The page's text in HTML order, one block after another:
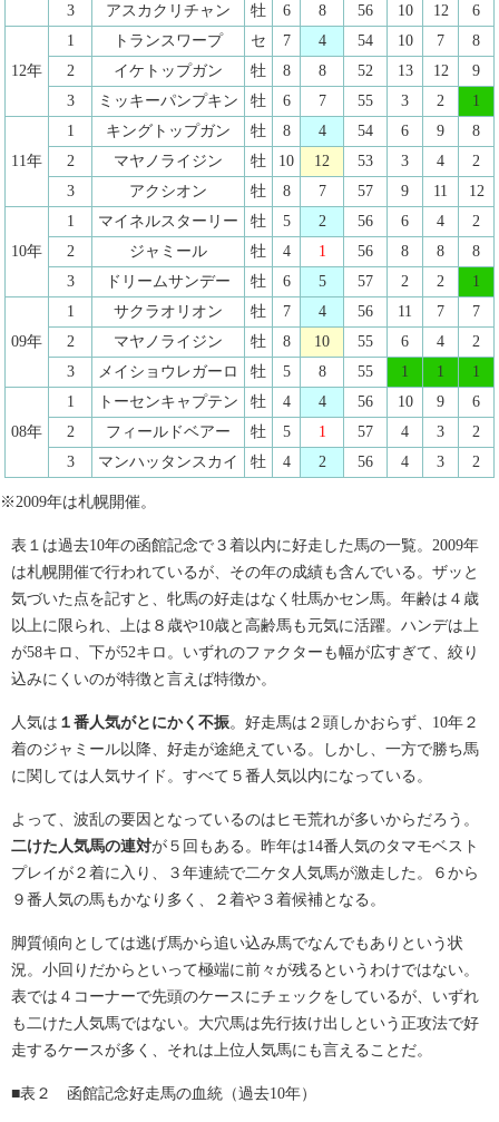
3
アスカクリチャン 牡 6 8 56 10 12 6
12年
1 トランスワープ セ 7 4 54 10 7
8
2
イケトップガン 牡 8 8 52 13 12
9
3
ミッキーパンプキン 牡 6 7 55 3 2 1
11年
1 キングトップガン 牡 8 4 54 6 9
8
2
マヤノライジン 牡 10 12 53 3 4
2
3
アクシオン 牡 8 7 57 9 11 12
10年
1 マイネルスターリー 牡 5 2 56 6 4
2
2
ジャミール 牡 4 1 56 8 8
8
3
ドリームサンデー 牡 6 5 57 2 2 1
09年
1 サクラオリオン 牡 7 4 56 11 7
7
2
マヤノライジン 牡 8 10 55 6 4
2
3
メイショウレガーロ 牡 5 8 55 1 1 1
08年
1 トーセンキャプテン 牡 4 4 56 10 9
6
2
フィールドベアー 牡 5 1 57 4 3
2
3
マンハッタンスカイ 牡 4 2 56 4 3 2
※2009年は札幌開催。
表１は過去10年の函館記念で３着以内に好走した馬の一覧。2009年
は札幌開催で行われているが、その年の成績も含んでいる。ザッと
気づいた点を記すと、牝馬の好走はなく牡馬かセン馬。年齢は４歳
以上に限られ、上は８歳や10歳と高齢馬も元気に活躍。ハンデは上
が58キロ、下が52キロ。いずれのファクターも幅が広すぎて、絞り
込みにくいのが特徴と言えば特徴か。
人気は １番人気がとにかく不振。好走馬は２頭しかおらず、10年２
着のジャミール以降、好走が途絶えている。しかし、一方で勝ち馬
に関しては人気サイド。すべて５番人気以内になっている。
よって、波乱の要因となっているのはヒモ荒れが多いからだろう。
二けた人気馬の連対が５回もある。昨年は14番人気のタマモベスト
プレイが２着に入り、３年連続で二ケタ人気馬が激走した。６から
９番人気の馬もかなり多く、２着や３着候補となる。
脚質傾向としては逃げ馬から追い込み馬でなんでもありという状
況。小回りだからといって極端に前々が残るというわけではない。
表では４コーナーで先頭のケースにチェックをしているが、いずれ
も二けた人気馬ではない。大穴馬は先行抜け出しという正攻法で好
走するケースが多く、それは上位人気馬にも言えることだ。
■表２ 函館記念好走馬の血統（過去10年）